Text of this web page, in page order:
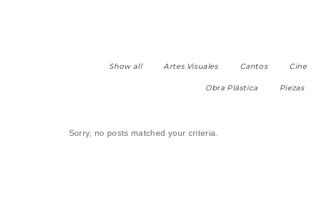
Show all Artes Visuales Cantos Cine
Obra Plástica Piezas
Sorry, no posts matched your criteria.